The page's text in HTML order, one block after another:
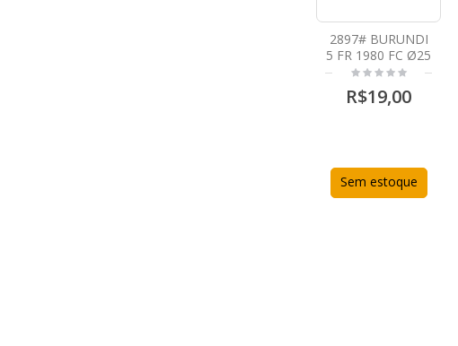
2897# BURUNDI
5 FR 1980 FC Ø25
R$19,00
Sem estoque